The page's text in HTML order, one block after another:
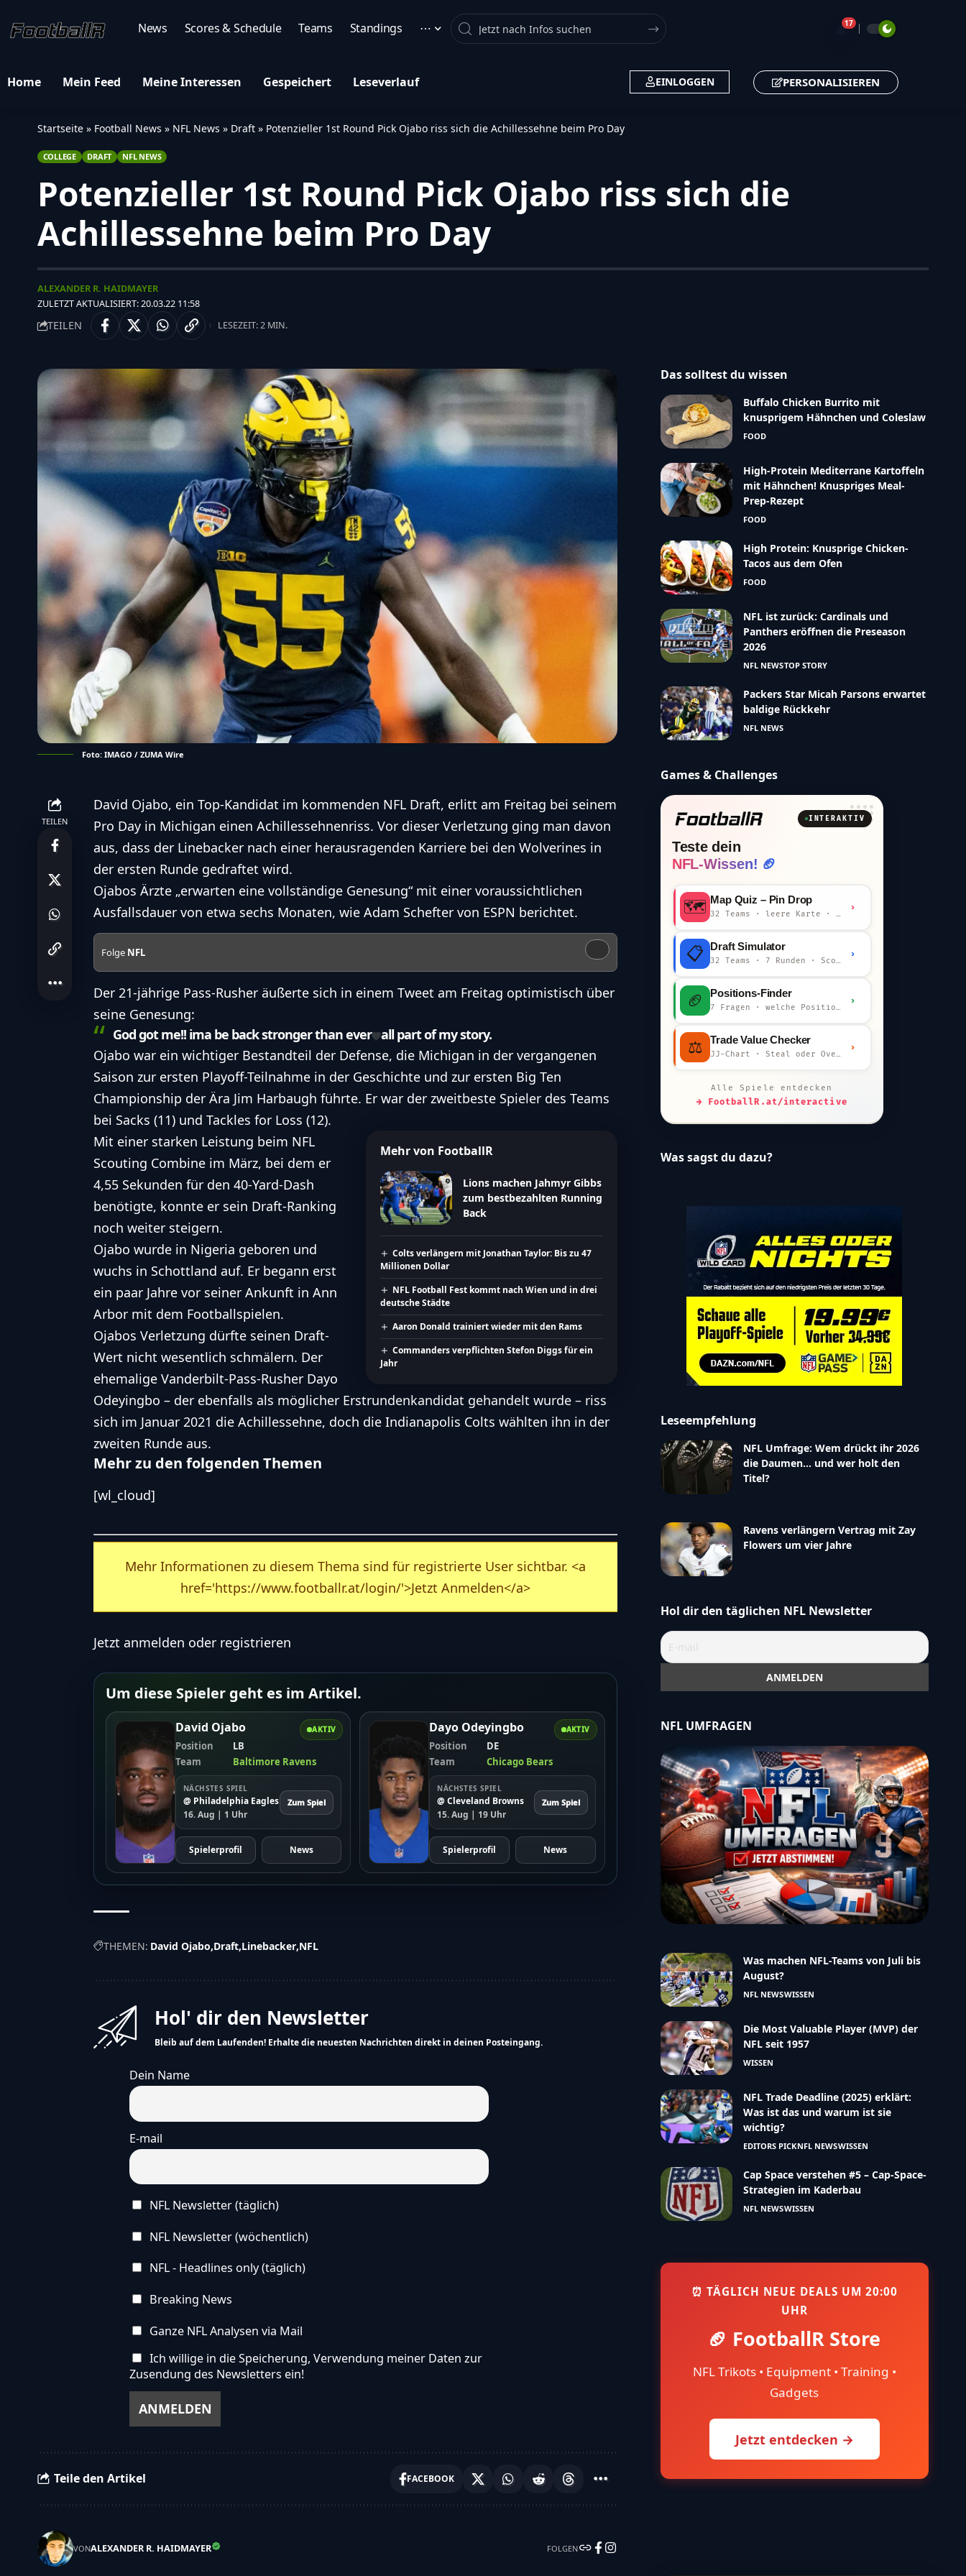
News Scores & Schedule Teams Standings ⋯ Search 🔔17
Home Mein Feed Meine Interessen Gespeichert Leseverlauf EINLOGGEN PERSONALISIEREN
Startseite » Football News » NFL News » Draft » Potenzieller 1st Round Pick Ojabo riss sich die Achillessehne beim Pro Day
COLLEGE DRAFT NFL NEWS
Potenzieller 1st Round Pick Ojabo riss sich die
Achillessehne beim Pro Day
ZULETZT AKTUALISIERT: 20.03.22 11:58
ALEXANDER R. HAIDMAYER
TEILEN LESEZEIT: 2 MIN.
Foto: IMAGO / ZUMA Wire
TEILEN
David Ojabo, ein Top-Kandidat im kommenden NFL Draft, erlitt am Freitag bei seinem
Pro Day in Michigan einen Achillessehnenriss. Vor dieser Verletzung ging man davon
aus, dass der Linebacker nach einer herausragenden Karriere bei den Wolverines in
der ersten Runde gedraftet wird.
Ojabos Ärzte „erwarten eine vollständige Genesung“ mit einer voraussichtlichen
Ausfallsdauer von etwa sechs Monaten, wie Adam Schefter von ESPN berichtet.
Folge NFL
Der 21-jährige Pass-Rusher äußerte sich in einem Tweet am Freitag optimistisch über
seine Genesung:
God got me!! ima be back stronger than ever all part of my story.
Ojabo war ein wichtiger Bestandteil der Defense, die Michigan in der vergangenen
Saison zur ersten Playoff-Teilnahme in der Geschichte und zur ersten Big Ten
Championship der Ära Jim Harbaugh führte. Er war der zweitbeste Spieler des Teams
bei Sacks (11) und Tackles for Loss (12).
Mehr von FootballR
Lions machen Jahmyr Gibbs
zum bestbezahlten Running
Back
Colts verlängern mit Jonathan Taylor: Bis zu 47
Millionen Dollar
NFL Football Fest kommt nach Wien und in drei
deutsche Städte
Aaron Donald trainiert wieder mit den Rams
Commanders verpflichten Stefon Diggs für ein
Jahr
Mit einer starken Leistung beim NFL
Scouting Combine im März, bei dem er
4,55 Sekunden für den 40-Yard-Dash
benötigte, konnte er sein Draft-Ranking
noch weiter steigern.
Ojabo wurde in Nigeria geboren und
wuchs in Schottland auf. Er begann erst
ein paar Jahre vor seiner Ankunft in Ann
Arbor mit dem Footballspielen.
Ojabos Verletzung dürfte seinen Draft-
Wert nicht wesentlich schmälern. Der
ehemalige Vanderbilt-Pass-Rusher Dayo
Odeyingbo – der ebenfalls als möglicher Erstrundenkandidat gehandelt wurde – riss
sich im Januar 2021 die Achillessehne, doch die Indianapolis Colts wählten ihn in der
zweiten Runde aus.
Mehr zu den folgenden Themen
[wl_cloud]
Mehr Informationen zu diesem Thema sind für registrierte User sichtbar. <a
href='https://www.footballr.at/login/'>Jetzt Anmelden</a>
Jetzt anmelden oder registrieren
Um diese Spieler geht es im Artikel.
AKTIV
David Ojabo
Position
LB
Team
Baltimore Ravens
NÄCHSTES SPIEL
@ Philadelphia Eagles
16. Aug | 1 Uhr
Zum Spiel
Spielerprofil News
AKTIV
Dayo Odeyingbo
Position
DE
Team
Chicago Bears
NÄCHSTES SPIEL
@ Cleveland Browns
15. Aug | 19 Uhr
Zum Spiel
Spielerprofil News
THEMEN: David Ojabo Draft Linebacker NFL
Hol' dir den Newsletter
Bleib auf dem Laufenden! Erhalte die neuesten Nachrichten direkt in deinen Posteingang.
Dein Name
E-mail
NFL Newsletter (täglich)
NFL Newsletter (wöchentlich)
NFL - Headlines only (täglich)
Breaking News
Ganze NFL Analysen via Mail
Ich willige in die Speicherung, Verwendung meiner Daten zur
Zusendung des Newsletters ein!
Teile den Artikel FACEBOOK
VONALEXANDER R. HAIDMAYER FOLGEN
Das solltest du wissen
Buffalo Chicken Burrito mit
knusprigem Hähnchen und Coleslaw
FOOD
High-Protein Mediterrane Kartoffeln
mit Hähnchen! Knuspriges Meal-
Prep-Rezept
FOOD
High Protein: Knusprige Chicken-
Tacos aus dem Ofen
FOOD
NFL ist zurück: Cardinals und
Panthers eröffnen die Preseason
2026
NFL NEWSTOP STORY
Packers Star Micah Parsons erwartet
baldige Rückkehr
NFL NEWS
Games & Challenges
INTERAKTIV
Teste dein
NFL-Wissen! 🏈
🗺️ Map Quiz – Pin Drop
32 Teams · leere Karte · km-Wertung
›
📋 Draft Simulator
32 Teams · 7 Runden · Scout-Kommentar
›
🏈 Positions-Finder
7 Fragen · welche Position bist du?
›
⚖️ Trade Value Checker
JJ-Chart · Steal oder Overpay?
›
Alle Spiele entdecken
→ FootballR.at/interactive
Was sagst du dazu?
Leseempfehlung
NFL Umfrage: Wem drückt ihr 2026
die Daumen… und wer holt den
Titel?
Ravens verlängern Vertrag mit Zay
Flowers um vier Jahre
Hol dir den täglichen NFL Newsletter
NFL UMFRAGEN
Was machen NFL-Teams von Juli bis
August?
NFL NEWSWISSEN
Die Most Valuable Player (MVP) der
NFL seit 1957
WISSEN
NFL Trade Deadline (2025) erklärt:
Was ist das und warum ist sie
wichtig?
EDITORS PICKNFL NEWSWISSEN
Cap Space verstehen #5 – Cap-Space-
Strategien im Kaderbau
NFL NEWSWISSEN
⏰ TÄGLICH NEUE DEALS UM 20:00
UHR
🏈 FootballR Store
NFL Trikots • Equipment • Training •
Gadgets
Jetzt entdecken →